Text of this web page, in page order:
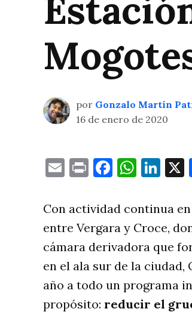
por Gonzalo Martín
16 de enero de 2020
EmailPrint
Con actividad continua
entre Vergara y Croce,
cámara derivadora que
en el ala sur de la
año a todo un programa
propósito: reducir el